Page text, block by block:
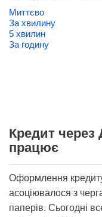
Миттєво
За хвилину
5 хвилин
За годину
Кредит через
працює
Оформлення
асоціювалося з
паперів. Сьогодні